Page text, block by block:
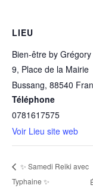
LIEU
Bien-être by Grégory
9, Place de la Mairie
Bussang, 88540
Téléphone
0781617575
Voir Lieu site web
✨ Samedi Reiki avec
Typhaine ✨